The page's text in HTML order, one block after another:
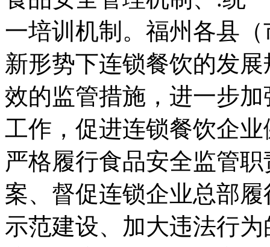
一培训机制。福州各县
新形势下连锁餐饮的发
效的监管措施，进一步
工作，促进连锁餐饮企
严格履行食品安全监管
案、督促连锁企业总部
示范建设、加大违法行